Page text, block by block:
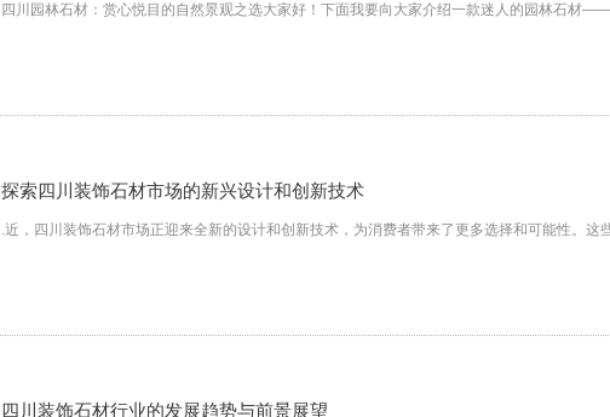
四川园林石材：赏心悦目的自然景观之选大家好！下面我要向大家介绍一款迷人的园林石材
探索四川装饰石材市场的新兴设计和创新技术
.近，四川装饰石材市场正迎来全新的设计和创新技术，为消费者带来了更多选择和可能性。
四川装饰石材行业的发展趋势与前景展望